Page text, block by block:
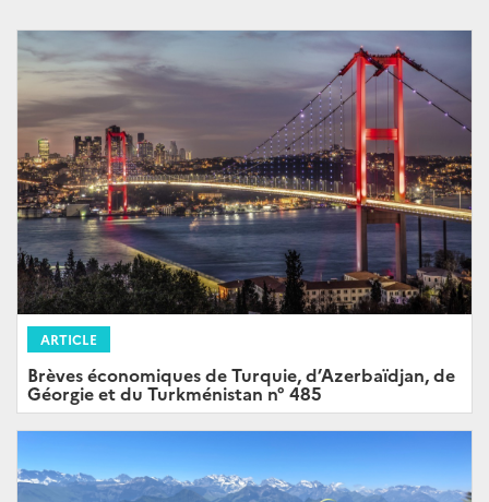
ARTICLE
Brèves économiques de Turquie, d’Azerbaïdjan, de
Géorgie et du Turkménistan n° 485